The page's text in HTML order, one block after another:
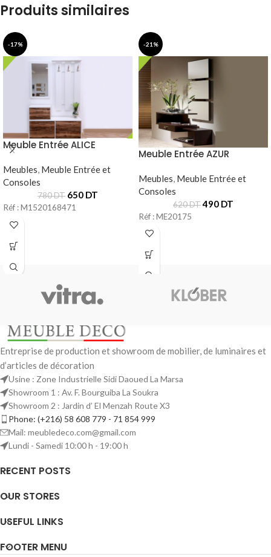
Produits similaires
-17%
Meuble Entrée ALICE
Meubles, Meuble Entrée et
Consoles
780DT 650 DT
Réf : M1520168471
-21%
Meuble Entrée AZUR
Meubles, Meuble Entrée et
Consoles
620DT490 DT
Réf : ME20175
Entreprise de production et showroom de mobilier, de luminaires et
d’articles de décoration
Usine : Zone Industrielle Sidi Daoued La Marsa
Showroom 1 : Av. F. Bourguiba La Soukra
Showroom 2 : Jardin d’ El Menzah Route X3
Phone: (+216) 58 608 779 - 71 854 999
Mail: meubledeco.com@gmail.com
Lundi - Samedi 10:00 h - 19:00 h
RECENT POSTS
OUR STORES
USEFUL LINKS
FOOTER MENU